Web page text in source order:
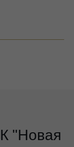
"Новая